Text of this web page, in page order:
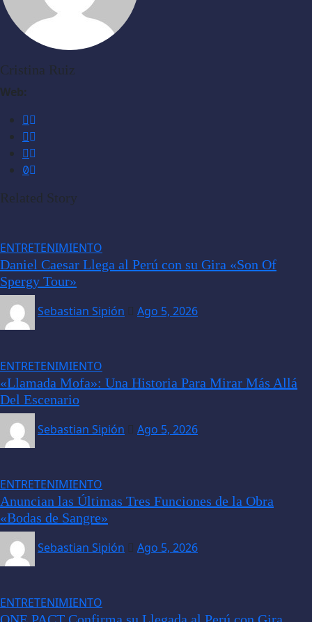
Cristina Ruiz
Web:
Related Story
ENTRETENIMIENTO
Daniel Caesar Llega al Perú con su Gira «Son Of
Spergy Tour»
Sebastian Sipión
Ago 5, 2026
ENTRETENIMIENTO
«Llamada Mofa»: Una Historia Para Mirar Más Allá
Del Escenario
Sebastian Sipión
Ago 5, 2026
ENTRETENIMIENTO
Anuncian las Últimas Tres Funciones de la Obra
«Bodas de Sangre»
Sebastian Sipión
Ago 5, 2026
ENTRETENIMIENTO